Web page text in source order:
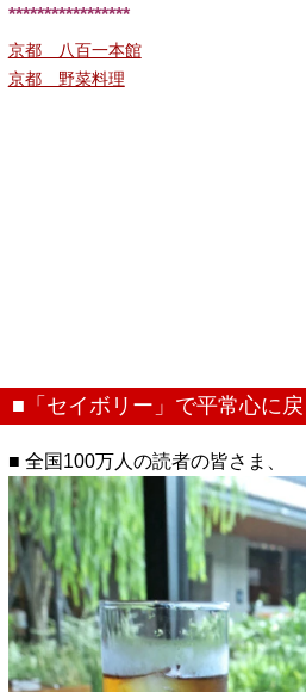
*****************
京都 八百一本館
京都 野菜料理
■「セイボリー」で平常心に
■ 全国100万人の読者の皆さま、